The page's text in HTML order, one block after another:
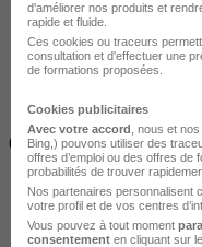
(14h)
d'améliorer nos produits et
rapide et fluide.
Ces cookies ou traceurs
consultation et d'effectuer une
de formations proposées.
Cookies publicitaires
Avec votre accord , nous et
Bing,) pouvons utiliser des
offres d’emploi ou des offres de
probabilités de trouver
Nos partenaires personnalisent
votre profil et de vos centres
Vous pouvez à tout moment
consentement en cliquant sur